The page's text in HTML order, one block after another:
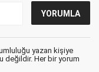
yazan kişiye
değildir. Her bir yorum